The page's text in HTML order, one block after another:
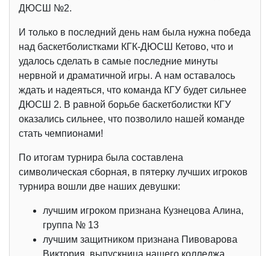
ДЮСШ №2.
И только в последний день нам была нужна победа
над баскетболистками КГК-ДЮСШ Кетово, что и
удалось сделать в самые последние минуты
нервной и драматичной игры. А нам оставалось
ждать и надеяться, что команда КГУ будет сильнее
ДЮСШ 2. В равной борьбе баскетболистки КГУ
оказались сильнее, что позволило нашей команде
стать чемпионами!
По итогам турнира была составлена
символическая сборная, в пятерку лучших игроков
турнира вошли две наших девушки:
лучшим игроком признана Кузнецова Алина,
группа № 13
лучшим защитником признана Пивоварова